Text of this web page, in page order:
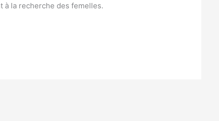
à la recherche des femelles.